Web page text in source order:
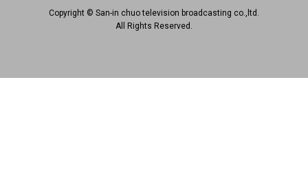
Copyright © San-in chuo television broadcasting co.,ltd.
All Rights Reserved.